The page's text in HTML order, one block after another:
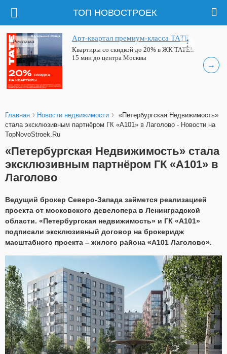
ТОП НОВОСТРОЕК
→
Арт-квартал премиум-класса ТАТЕ
Квартиры со скидкой до 20% в ЖК ТАТЕ!.
15 мин до центра Москвы
Реклама
Главная › Новости недвижимости › «Петербургская Недвижимость»
стала эксклюзивным партнёром ГК «А101» в Лаголово - Новости на
TopNovoStroek.Ru
«Петербургская Недвижимость» стала
эксклюзивным партнёром ГК «А101» в
Лаголово
Ведущий брокер Северо-Запада займется реализацией
проекта от московского девелопера в Ленинградской
области. «Петербургская недвижимость» и ГК «А101»
подписали эксклюзивный договор на брокеридж
масштабного проекта – жилого района «А101 Лаголово».